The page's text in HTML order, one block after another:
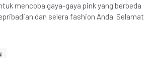
mencoba gaya-gaya pink yang berbeda
dan selera fashion Anda. Selamat